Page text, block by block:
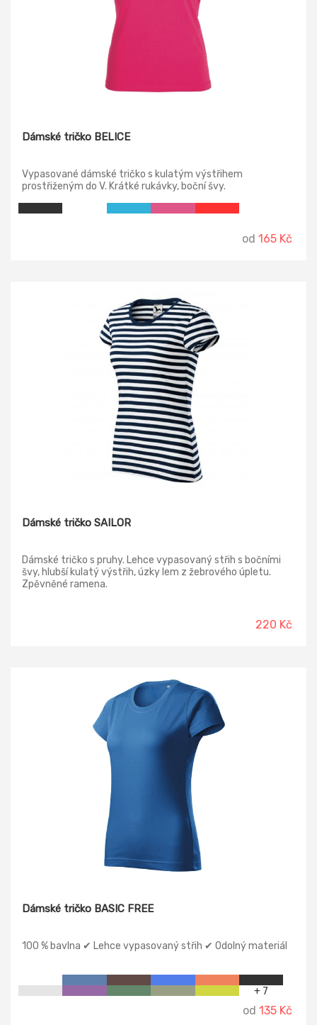
Dámské tričko BELICE
Vypasované dámské tričko s kulatým výstřihem
prostřiženým do V. Krátké rukávky, boční švy.
od 165 Kč
Dámské tričko SAILOR
Dámské tričko s pruhy. Lehce vypasovaný střih s bočními
švy, hlubší kulatý výstřih, úzky lem z žebrového úpletu.
Zpěvněné ramena.
220 Kč
Dámské tričko BASIC FREE
100 % bavlna ✔ Lehce vypasovaný střih ✔ Odolný materiál
+ 7
od 135 Kč